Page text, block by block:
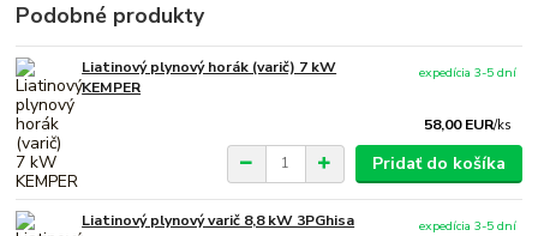
Podobné produkty
Liatinový plynový horák (varič) 7 kW
KEMPER
58,00 EUR/ks
expedícia 3-5 dní
Pridať do košíka
Liatinový plynový varič 8,8 kW 3PGhisa
expedícia 3-5 dní